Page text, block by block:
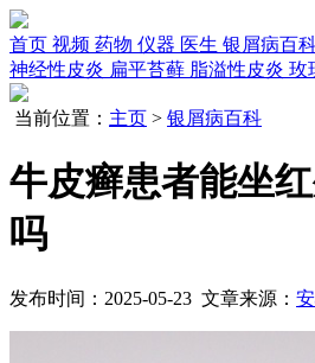
首页 视频 药物 仪器 医生 银屑病百
神经性皮炎 扁平苔藓 脂溢性皮炎 玫
当前位置： 主页 > 银屑病百科
牛皮癣患者能坐
吗
发布时间：2025-05-23 文章来源：